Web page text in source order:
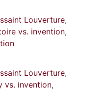
Louverture,
vs. invention,
Louverture,
vs. invention,